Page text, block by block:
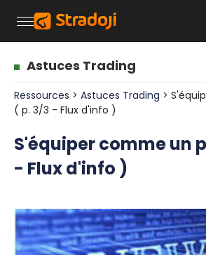
Astuces Trading
Ressources > Astuces Trading >
( p. 3/3 - Flux d'info )
S'équiper comme un
- Flux d'info )